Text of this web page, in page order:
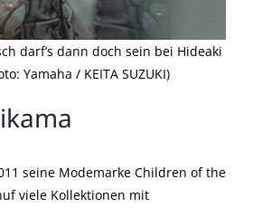
darf’s dann doch sein bei Hideaki
Yamaha / KEITA SUZUKI)
seine Modemarke Children of the
viele Kollektionen mit